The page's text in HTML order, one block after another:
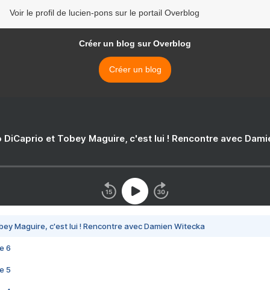
Voir le profil de lucien-pons sur le portail Overblog
Créer un blog sur Overblog
Créer un blog
DiCaprio et Tobey Maguire, c'est lui ! Rencontre avec
Maguire, c'est lui ! Rencontre avec Damien Witecka
6
5